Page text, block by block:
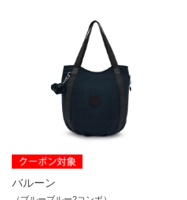
バルーン